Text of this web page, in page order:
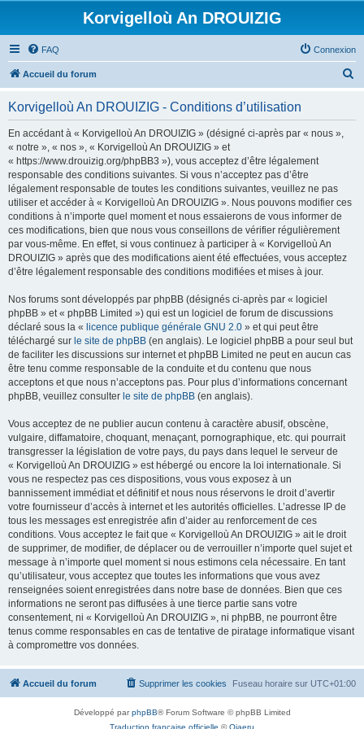
Korvigelloù An DROUIZIG
FAQ Connexion
Accueil du forum
Korvigelloù An DROUIZIG - Conditions d’utilisation
En accédant à « Korvigelloù An DROUIZIG » (désigné ci-après par « nous »,
« notre », « nos », « Korvigelloù An DROUIZIG » et
« https://www.drouizig.org/phpBB3 »), vous acceptez d’être légalement
responsable des conditions suivantes. Si vous n’acceptez pas d’être
légalement responsable de toutes les conditions suivantes, veuillez ne pas
utiliser et accéder à « Korvigelloù An DROUIZIG ». Nous pouvons modifier ces
conditions à n’importe quel moment et nous essaierons de vous informer de
ces modifications, bien que nous vous conseillons de vérifier régulièrement
par vous-même. En effet, si vous continuez à participer à « Korvigelloù An
DROUIZIG » après que des modifications aient été effectuées, vous acceptez
d’être légalement responsable des conditions modifiées et mises à jour.
Nos forums sont développés par phpBB (désignés ci-après par « logiciel
phpBB » et « phpBB Limited ») qui est un logiciel de forum de discussions
déclaré sous la « licence publique générale GNU 2.0 » et qui peut être
téléchargé sur le site de phpBB (en anglais). Le logiciel phpBB a pour seul but
de faciliter les discussions sur internet et phpBB Limited ne peut en aucun cas
être tenu comme responsable de la conduite et du contenu que nous
acceptons et que nous n’acceptons pas. Pour plus d’informations concernant
phpBB, veuillez consulter le site de phpBB (en anglais).
Vous acceptez de ne publier aucun contenu à caractère abusif, obscène,
vulgaire, diffamatoire, choquant, menaçant, pornographique, etc. qui pourrait
transgresser la législation de votre pays, du pays dans lequel le serveur de
« Korvigelloù An DROUIZIG » est hébergé ou encore la loi internationale. Si
vous ne respectez pas ces dispositions, vous vous exposez à un
bannissement immédiat et définitif et nous nous réservons le droit d’avertir
votre fournisseur d’accès à internet et les autorités officielles. L’adresse IP de
tous les messages est enregistrée afin d’aider au renforcement de ces
conditions. Vous acceptez le fait que « Korvigelloù An DROUIZIG » ait le droit
de supprimer, de modifier, de déplacer ou de verrouiller n’importe quel sujet et
message à n’importe quel moment si nous estimons cela nécessaire. En tant
qu’utilisateur, vous acceptez que toutes les informations que vous avez
renseignées soient enregistrées dans notre base de données. Bien que ces
informations ne seront pas diffusées à une tierce partie sans votre
consentement, ni « Korvigelloù An DROUIZIG », ni phpBB, ne pourront être
tenus comme responsables en cas de tentative de piratage informatique visant
à compromettre vos données.
Accueil du forum Fuseau horaire sur UTC+01:00
Supprimer les cookies
Développé parphpBB® Forum Software © phpBB Limited
Traduction française officielle ©Qiaeru